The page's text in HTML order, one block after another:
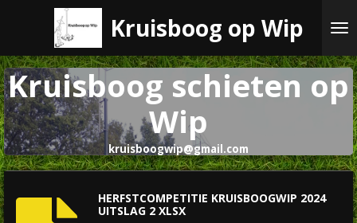
de
hoofdinhoud
Kruisboog op Wip
Kruisboog schieten op
Wip
kruisboogwip@gmail.com
HERFSTCOMPETITIE KRUISBOOGWIP 2024
UITSLAG 2 XLSX